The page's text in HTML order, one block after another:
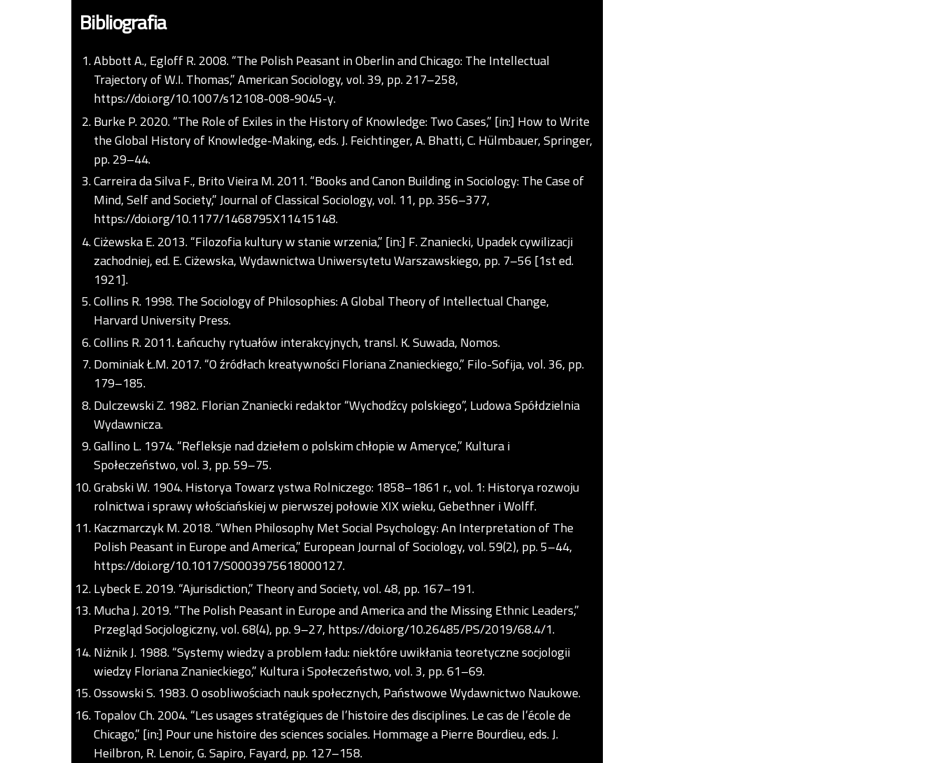
Bibliografia
Abbott A., Egloff R. 2008. “The Polish Peasant in Oberlin and Chicago: The Intellectual
Trajectory of W.I. Thomas,” American Sociology, vol. 39, pp. 217–258,
https://doi.org/10.1007/s12108-008-9045-y.
Burke P. 2020. “The Role of Exiles in the History of Knowledge: Two Cases,” [in:] How to Write
the Global History of Knowledge-Making, eds. J. Feichtinger, A. Bhatti, C. Hülmbauer, Springer,
pp. 29–44.
Carreira da Silva F., Brito Vieira M. 2011. “Books and Canon Building in Sociology: The Case of
Mind, Self and Society,” Journal of Classical Sociology, vol. 11, pp. 356–377,
https://doi.org/10.1177/1468795X11415148.
Ciżewska E. 2013. “Filozofia kultury w stanie wrzenia,” [in:] F. Znaniecki, Upadek cywilizacji
zachodniej, ed. E. Ciżewska, Wydawnictwa Uniwersytetu Warszawskiego, pp. 7–56 [1st ed.
1921].
Collins R. 1998. The Sociology of Philosophies: A Global Theory of Intellectual Change,
Harvard University Press.
Collins R. 2011. Łańcuchy rytuałów interakcyjnych, transl. K. Suwada, Nomos.
Dominiak Ł.M. 2017. “O źródłach kreatywności Floriana Znanieckiego,” Filo-Sofija, vol. 36, pp.
179–185.
Dulczewski Z. 1982. Florian Znaniecki redaktor “Wychodźcy polskiego”, Ludowa Spółdzielnia
Wydawnicza.
Gallino L. 1974. “Refleksje nad dziełem o polskim chłopie w Ameryce,” Kultura i
Społeczeństwo, vol. 3, pp. 59–75.
Grabski W. 1904. Historya Towarz ystwa Rolniczego: 1858–1861 r., vol. 1: Historya rozwoju
rolnictwa i sprawy włościańskiej w pierwszej połowie XIX wieku, Gebethner i Wolff.
Kaczmarczyk M. 2018. “When Philosophy Met Social Psychology: An Interpretation of The
Polish Peasant in Europe and America,” European Journal of Sociology, vol. 59(2), pp. 5–44,
https://doi.org/10.1017/S0003975618000127.
Lybeck E. 2019. “Ajurisdiction,” Theory and Society, vol. 48, pp. 167–191.
Mucha J. 2019. “The Polish Peasant in Europe and America and the Missing Ethnic Leaders,”
Przegląd Socjologiczny, vol. 68(4), pp. 9–27,https://doi.org/10.26485/PS/2019/68.4/1.
Niżnik J. 1988. “Systemy wiedzy a problem ładu: niektóre uwikłania teoretyczne socjologii
wiedzy Floriana Znanieckiego,” Kultura i Społeczeństwo, vol. 3, pp. 61–69.
Ossowski S. 1983. O osobliwościach nauk społecznych, Państwowe Wydawnictwo Naukowe.
Topalov Ch. 2004. “Les usages stratégiques de l’histoire des disciplines. Le cas de l’école de
Chicago,” [in:] Pour une histoire des sciences sociales. Hommage a Pierre Bourdieu, eds. J.
Heilbron, R. Lenoir, G. Sapiro, Fayard, pp. 127–158.